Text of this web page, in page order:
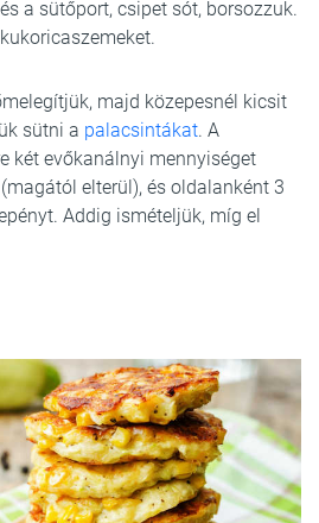
a sütőport, csipet sót, borsozzuk.
majd közepesnél kicsit
sütni a palacsintákat. A
két evőkanálnyi mennyiséget
elterül), és oldalanként 3
Addig ismételjük, míg el